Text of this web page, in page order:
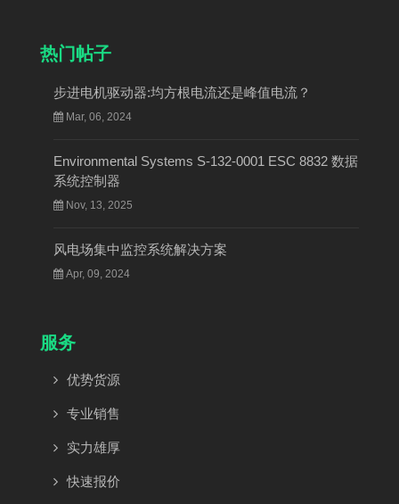
热门帖子
步进电机驱动器:均方根电流还是峰值电流？
Mar, 06, 2024
Environmental Systems S-132-0001 ESC 8832 数据
系统控制器
Nov, 13, 2025
风电场集中监控系统解决方案
Apr, 09, 2024
服务
优势货源
专业销售
实力雄厚
快速报价